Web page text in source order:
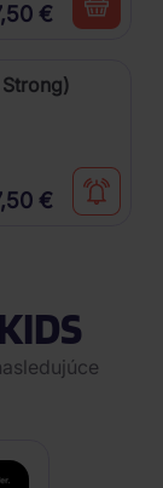
€
Strong)
€